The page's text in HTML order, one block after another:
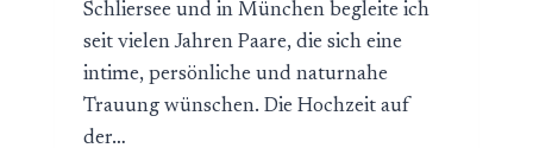
Schliersee und in München begleite ich
seit vielen Jahren Paare, die sich eine
intime, persönliche und naturnahe
Trauung wünschen. Die Hochzeit auf
der…